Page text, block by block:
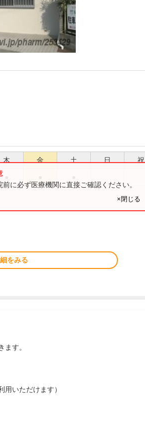
木 金 土 日 祝
に必ず医療機関に直接ご確認ください。
×閉じる
をみる
す。
いただけます）